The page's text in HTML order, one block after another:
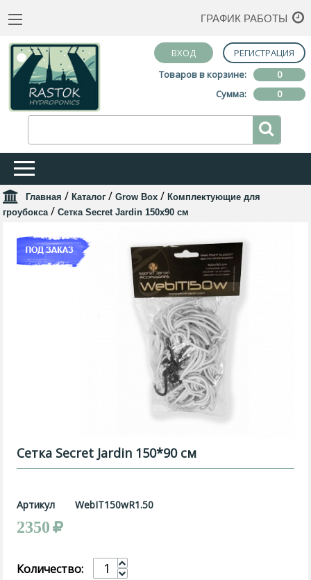
ГРАФИК РАБОТЫ
ВХОД
РЕГИСТРАЦИЯ
Товаров в корзине:
0
Сумма:
0
Главная / Каталог / Grow Box / Комплектующие для
гроубокса / Сетка Secret Jardin 150x90 см
Сетка Secret Jardin 150*90 см
Артикул WebIT150wR1.50
2350
Количество: